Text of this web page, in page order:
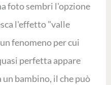
foto sembri l'opzione
l'effetto "valle
fenomeno per cui
perfetta appare
bambino, il che può